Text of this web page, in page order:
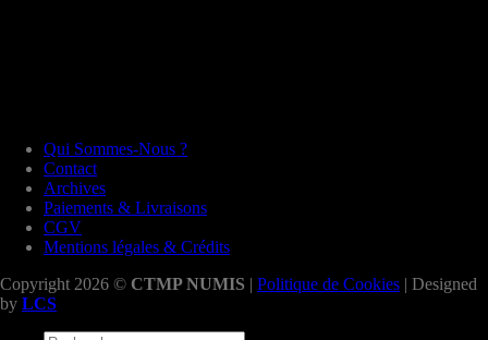
Qui Sommes-Nous ?
Contact
Archives
Paiements & Livraisons
CGV
Mentions légales & Crédits
Copyright 2026 © CTMP NUMIS | Politique de Cookies | Designed
by LCS